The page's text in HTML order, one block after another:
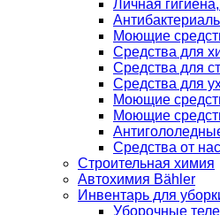
Личная
Моющие
Средства для
Средства для
Средства для
Моющие
Моющие
Средства от
Строительная химия
Автохимия Bähler
Инвентарь для
Уборочные